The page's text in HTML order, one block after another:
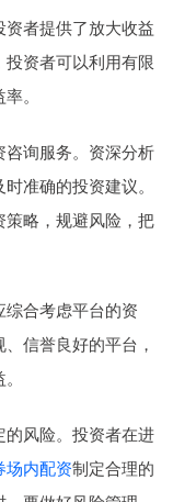
者提供了放大收益
资者可以利用有限
。
询服务。资深分析
准确的投资建议。
略，规避风险，把
合考虑平台的资
信誉良好的平台，
风险。投资者在进
场内配资制定合理的